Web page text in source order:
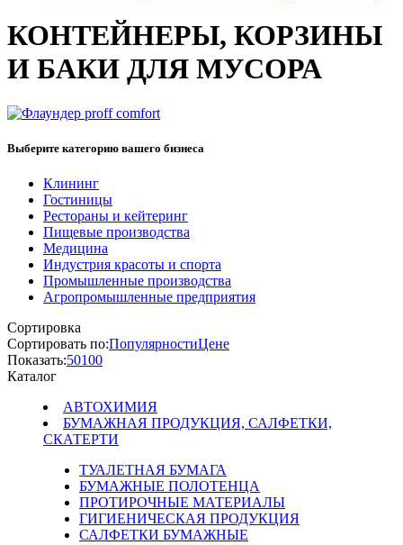
КОНТЕЙНЕРЫ, КОРЗИНЫ
И БАКИ ДЛЯ МУСОРА
Выберите категорию вашего бизнеса
Клининг
Гостиницы
Рестораны и кейтеринг
Пищевые производства
Медицина
Индустрия красоты и спорта
Промышленные производства
Агропромышленные предприятия
Сортировка
Сортировать по:ПопулярностиЦене
Показать:50100
Каталог
АВТОХИМИЯ
БУМАЖНАЯ ПРОДУКЦИЯ, САЛФЕТКИ,
СКАТЕРТИ
ТУАЛЕТНАЯ БУМАГА
БУМАЖНЫЕ ПОЛОТЕНЦА
ПРОТИРОЧНЫЕ МАТЕРИАЛЫ
ГИГИЕНИЧЕСКАЯ ПРОДУКЦИЯ
САЛФЕТКИ БУМАЖНЫЕ